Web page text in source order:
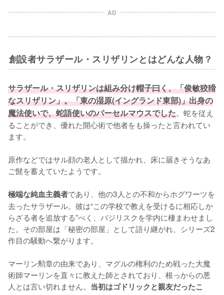
AD
創設者サラザール・スリザリンとはどんな人物？
サラザール・スリザリンは組み分け帽子曰く、「俊敏狡猾
なスリザリン」。「東の湿原(イングランド東部)」出身の
魔法使いで、蛇語使いのパーセルマウスでした。蛇を従え
ることができ、優れた開心術で他者をも操ったと言われてい
ます。
原作などではサル顔の老人として描かれ、床に届きそうなあ
ご髭を蓄えていたようです。
極端な純血主義者であり、他の3人との不和からホグワーツを
去ったサラザール。彼は“この学校で教えを受けるに相応しか
らざる者を追放する”べく、バジリスクを学内に棲まわせまし
た。その部屋は「秘密の部屋」として語り継がれ、シリーズ2
作目の騒動へ繋がります。
マーリン勲章の由来であり、マグルの権利のため戦った大魔
術師マーリンを直々に教えた師とされており、根っからの悪
人とは言い切れません。 当初はゴドリックと親友だったこ